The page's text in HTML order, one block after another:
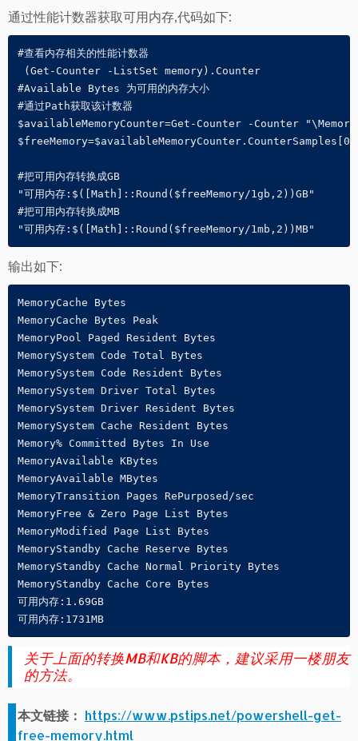
通过性能计数器获取可用内存,代码如下:
#查看内存相关的性能计数器
(Get-Counter -ListSet memory).Counter
#Available Bytes 为可用的内存大小
#通过Path获取该计数器
$availableMemoryCounter=Get-Counter -Counter
#把可用内存转换成GB
"可用内存:$([Math]::Round($freeMemory/1gb,2))GB"
#把可用内存转换成MB
"可用内存:$([Math]::Round($freeMemory/1mb,2))MB"
输出如下:
MemoryCache Bytes
MemoryCache Bytes Peak
MemoryPool Paged Resident Bytes
MemorySystem Code Total Bytes
MemorySystem Code Resident Bytes
MemorySystem Driver Total Bytes
MemorySystem Driver Resident Bytes
MemorySystem Cache Resident Bytes
Memory% Committed Bytes In Use
MemoryAvailable KBytes
MemoryAvailable MBytes
MemoryTransition Pages RePurposed/sec
MemoryFree & Zero Page List Bytes
MemoryModified Page List Bytes
MemoryStandby Cache Reserve Bytes
MemoryStandby Cache Normal Priority Bytes
MemoryStandby Cache Core Bytes
可用内存:1.69GB
可用内存:1731MB
关于上面的转换MB和KB的脚本，建议采用一楼朋友
的方法。
本文链接： https://www.pstips.net/powershell-get-
free-memory.html